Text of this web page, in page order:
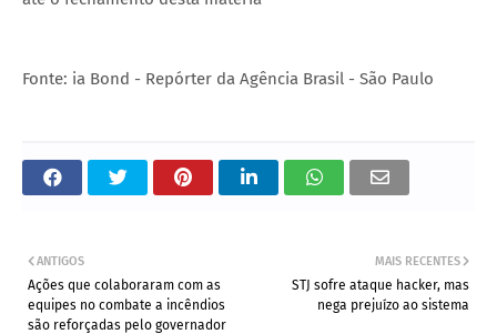
Fonte: ia Bond - Repórter da Agência Brasil - São Paulo
MAIS RECENTES
STJ sofre ataque hacker, mas
nega prejuízo ao sistema
ANTIGOS
Ações que colaboraram com as
equipes no combate a incêndios
são reforçadas pelo governador